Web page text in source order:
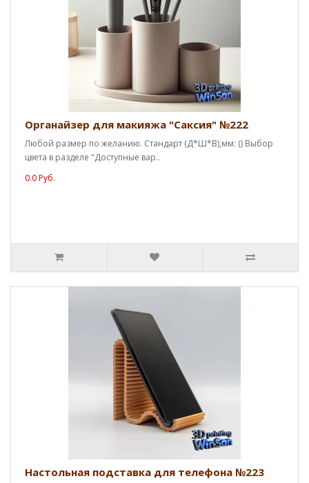
Органайзер для макияжа "Саксия" №222
Любой размер по желанию. Стандарт (Д*Ш*В),мм: () Выбор
цвета в разделе "Доступные вар..
0.0 Руб.
Настольная подставка для телефона №223